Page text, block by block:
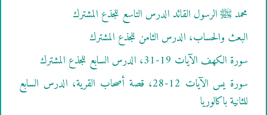
محمد ﷺ الرسول القائد الدرس التاسع للجذع المشترك
البعث والحساب، الدرس الثامن للجذع المشترك
سورة الكهف الآيات 19-31، الدرس السابع للجذع المشترك
سورة يس الآيات 12-28، قصة أصحاب القرية، الدرس السابع
للثانية باكالوريا